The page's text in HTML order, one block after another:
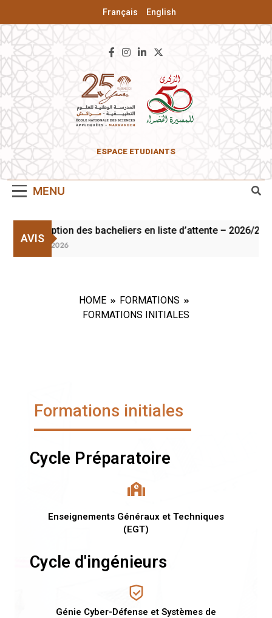
Français English
ENSA De
ESPACE ETUDIANTS
MENU
AVIS
Inscription des bacheliers en liste d’attente – 2026/2027
3 Août 2026
HOME
FORMATIONS
FORMATIONS INITIALES
Formations initiales
Cycle Préparatoire
Enseignements Généraux et Techniques
(EGT)
Cycle d'ingénieurs
Génie Cyber-Défense et Systèmes de